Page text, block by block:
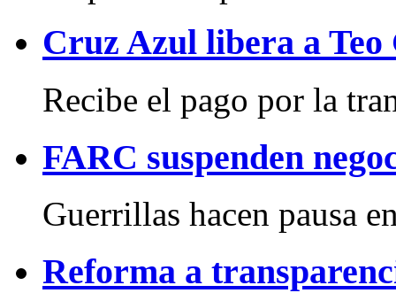
Cruz Azul libera a
Recibe el pago por la
FARC suspenden
Guerrillas hacen pausa
Reforma a